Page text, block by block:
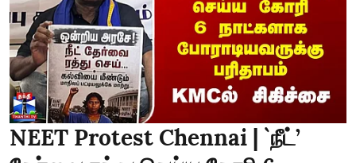
NEET Protest Chennai | `நீட்’